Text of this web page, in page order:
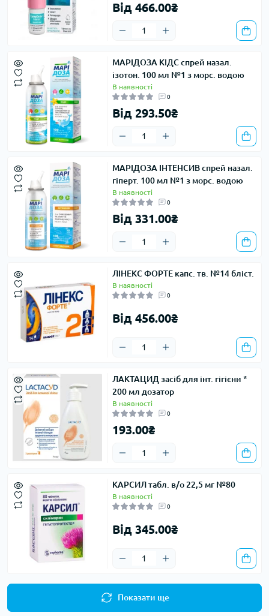
Від 466.00₴
МАРІДОЗА КІДС спрей назал.
ізотон. 100 мл №1 з морс. водою
В наявності
0
Від 293.50₴
МАРІДОЗА ІНТЕНСИВ спрей назал.
гіперт. 100 мл №1 з морс. водою
В наявності
0
Від 331.00₴
ЛІНЕКС ФОРТЕ капс. тв. №14 бліст.
В наявності
0
Від 456.00₴
ЛАКТАЦИД засіб для інт. гігієни *
200 мл дозатор
В наявності
0
193.00₴
КАРСИЛ табл. в/о 22,5 мг №80
В наявності
0
Від 345.00₴
Показати ще